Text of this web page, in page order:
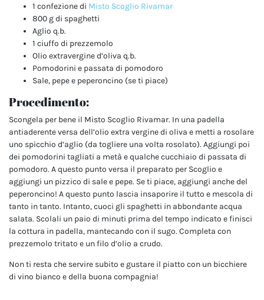
1 confezione di Misto Scoglio Rivamar
800 g di spaghetti
Aglio q.b.
1 ciuffo di prezzemolo
Olio extravergine d’oliva q.b.
Pomodorini e passata di pomodoro
Sale, pepe e peperoncino (se ti piace)
Procedimento:
Scongela per bene il Misto Scoglio Rivamar. In una padella
antiaderente versa dell’olio extra vergine di oliva e metti a rosolare
uno spicchio d’aglio (da togliere una volta rosolato). Aggiungi poi
dei pomodorini tagliati a metà e qualche cucchiaio di passata di
pomodoro. A questo punto versa il preparato per Scoglio e
aggiungi un pizzico di sale e pepe. Se ti piace, aggiungi anche del
peperoncino! A questo punto lascia insaporire il tutto e mescola di
tanto in tanto. Intanto, cuoci gli spaghetti in abbondante acqua
salata. Scolali un paio di minuti prima del tempo indicato e finisci
la cottura in padella, mantecando con il sugo. Completa con
prezzemolo tritato e un filo d’olio a crudo.
Non ti resta che servire subito e gustare il piatto con un bicchiere
di vino bianco e della buona compagnia!